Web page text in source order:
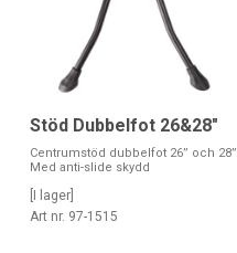
Stöd Dubbelfot 26&28"
Centrumstöd dubbelfot 26” och 28”
Med anti-slide skydd
[I lager]
Art nr. 97-1515